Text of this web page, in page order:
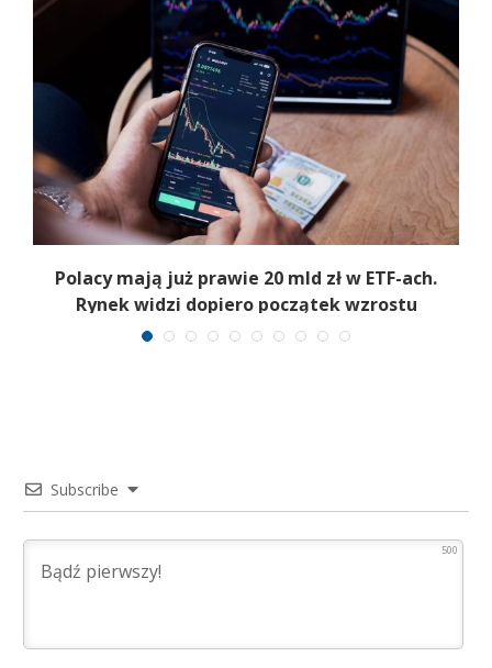
Polacy mają już prawie 20 mld zł w ETF-ach.
Rynek widzi dopiero początek wzrostu
Subscribe
500